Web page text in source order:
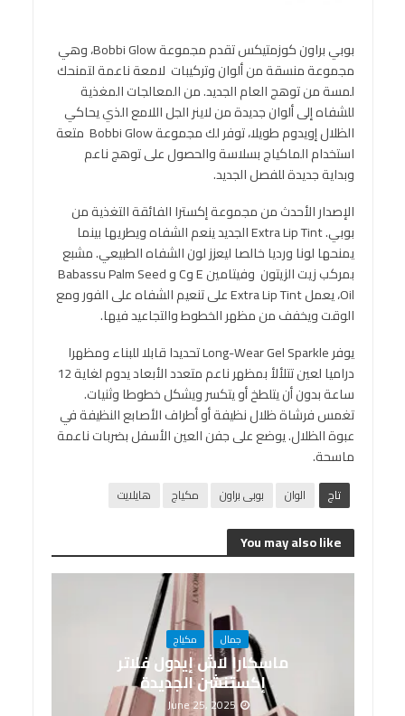
بوبي براون كوزمتيكس تقدم مجموعة Bobbi Glow، وهي
مجموعة منسقة من ألوان وتركيبات لامعة ناعمة لتمنحك
لمسة من توهج العام الجديد. من المعالجات المغذية
للشفاه إلى ألوان جديدة من لاينر الجل اللامع الذي يحاكي
الظلال إويدوم طويلا، توفر لك مجموعة Bobbi Glow متعة
استخدام الماكياج بسلاسة والحصول على توهج ناعم
وبداية جديدة للفصل الجديد.
الإصدار الأحدث من مجموعة إكسترا الفائقة التغذية من
بوبي. Extra Lip Tint الجديد ينعم الشفاه ويطريها بينما
يمنحها لونا ورديا خالصا ليعزز لون الشفاه الطبيعي. مشبع
بمركب زيت الزيتون وفيتامين E وC و Babassu Palm Seed
Oil، يعمل Extra Lip Tint على تنعيم الشفاه على الفور ومع
الوقت ويخفف من مظهر الخطوط والتجاعيد فيها.
يوفر Long-Wear Gel Sparkle تحديدا قابلا للبناء ومظهرا
دراميا لعين تتلألأ بمظهر ناعم متعدد الأبعاد يدوم لغاية 12
ساعة بدون أن يتلطخ أو يتكسر ويشكل خطوطا وثنيات.
تغمس فرشاة ظلال نظيفة أو أطراف الأصابع النظيفة في
عبوة الظلال. يوضع على جفن العين الأسفل بضربات ناعمة
ماسحة.
تاج الوان بوبى براون مكياج هايلايت
You may also like
جمال مكياج
ماسكارا لاش إيدول فلاتر
إكستنشن الجديدة
June 25, 2025